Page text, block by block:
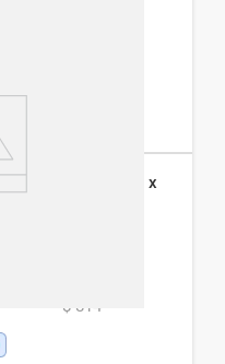
3 1000 mg x
$ 814